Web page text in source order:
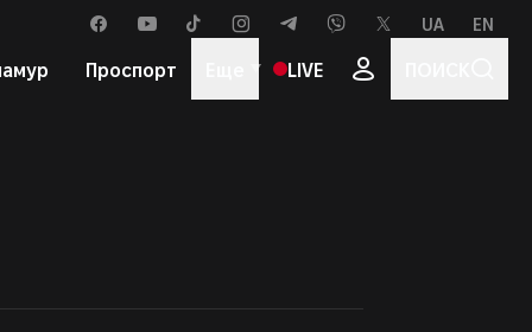
facebookyoutubetiktokinstagramtelegram
viber x ЯЗЫК САЙТА
UA EN
Проспорт LIVE